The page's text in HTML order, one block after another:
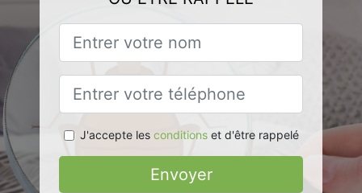
J'accepte les conditionset d'être rappelé
Envoyer